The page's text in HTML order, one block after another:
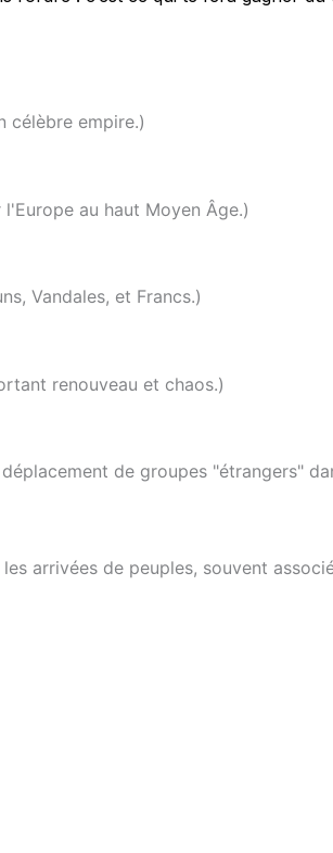
célèbre empire.)
au haut Moyen Âge.)
Vandales, et Francs.)
renouveau et chaos.)
de groupes "étrangers"
arrivées de peuples, souvent